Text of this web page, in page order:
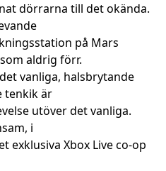
dörrarna till det okända.
på Mars
aldrig förr.
vanliga, halsbrytande
tenkik är
utöver det vanliga.
i
exklusiva Xbox Live co-op